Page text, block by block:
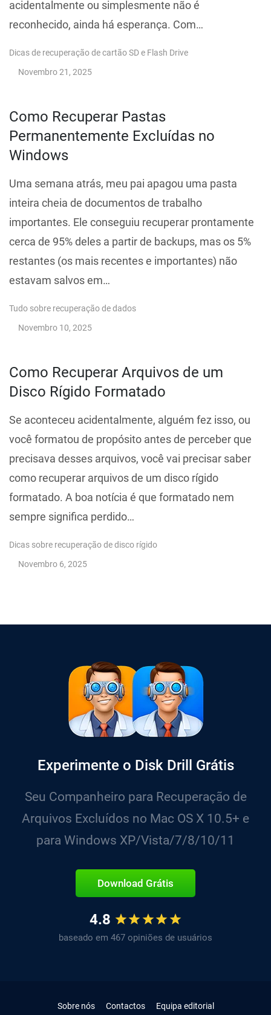
acidentalmente ou simplesmente não é
reconhecido, ainda há esperança. Com…
Dicas de recuperação de cartão SD e Flash Drive
Novembro 21, 2025
Como Recuperar Pastas
Permanentemente Excluídas no
Windows
Uma semana atrás, meu pai apagou uma pasta
inteira cheia de documentos de trabalho
importantes. Ele conseguiu recuperar prontamente
cerca de 95% deles a partir de backups, mas os 5%
restantes (os mais recentes e importantes) não
estavam salvos em…
Tudo sobre recuperação de dados
Novembro 10, 2025
Como Recuperar Arquivos de um
Disco Rígido Formatado
Se aconteceu acidentalmente, alguém fez isso, ou
você formatou de propósito antes de perceber que
precisava desses arquivos, você vai precisar saber
como recuperar arquivos de um disco rígido
formatado. A boa notícia é que formatado nem
sempre significa perdido…
Dicas sobre recuperação de disco rígido
Novembro 6, 2025
Experimente o Disk Drill Grátis
Seu Companheiro para Recuperação de
Arquivos Excluídos no Mac OS X 10.5+ e
para Windows XP/Vista/7/8/10/11
Download Grátis
4.8
baseado em 467 opiniões de usuários
Sobre nós Contactos Equipa editorial